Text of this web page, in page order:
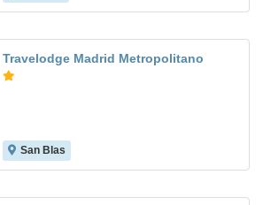
Travelodge Madrid Metropolitano
San Blas